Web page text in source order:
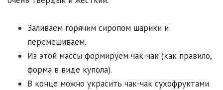
Заливаем горячим сиропом шарики и
перемешиваем.
Из этой массы формируем чак-чак (как правило,
форма в виде купола).
В конце можно украсить чак-чак сухофруктами